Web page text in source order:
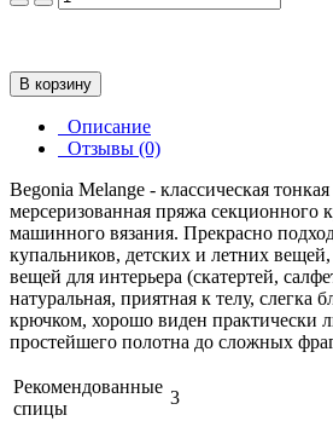
В корзину
Описание
Отзывы (0)
Begonia Melange - классическая
мерсеризованная пряжа секционного
машинного вязания. Прекрасно
купальников, детских и летних
вещей для интерьера (скатертей,
натуральная, приятная к телу, слегка
крючком, хорошо виден практически
простейшего полотна до сложных
Рекомендованные
спицы
3